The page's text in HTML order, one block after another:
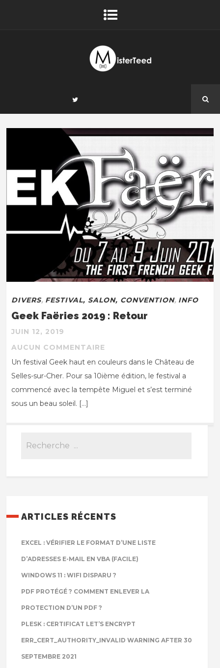
DIVERS, FESTIVAL, SALON, CONVENTION, INFO
Geek Faëries 2019 : Retour
JUIN 12, 2019
AUCUN COMMENTAIRE
Un festival Geek haut en couleurs dans le Château de
Selles-sur-Cher. Pour sa 10ième édition, le festival a
commencé avec la tempête Miguel et s’est terminé
sous un beau soleil. […]
ARTICLES RÉCENTS
EXCEL : VÉRIFIER LE FORMAT D’UNE LISTE
D’ADRESSES E-MAIL EN VBA (FACILE)
WINDOWS 11 : WIFI DISPARU ?
PDF PROTÉGÉ ? COMMENT ENLEVER LA
PROTECTION D’UN PDF ?
PLESK : CERTIFICAT LET’S ENCRYPT
ERR_CERT_AUTHORITY_INVALID WARNING AFTER 30
SEPTEMBRE 2021